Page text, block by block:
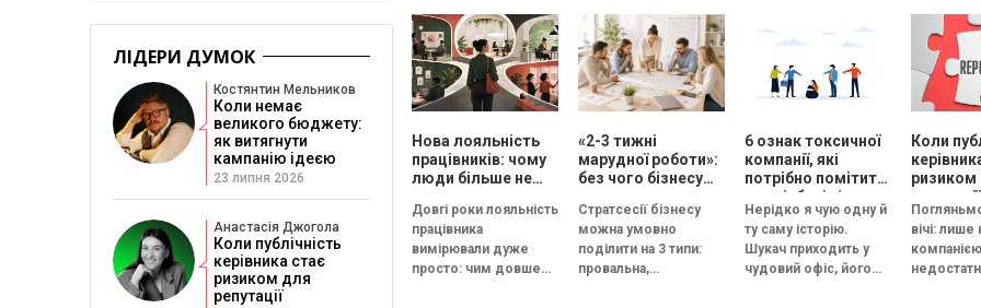
Нова лояльність
працівників: чому
люди більше не
«до пенсії», але
готові працювати
на максимум
Довгі роки лояльність
працівника
вимірювали дуже
просто: чим довше
«2-3 тижні
марудної роботи»:
без чого бізнесу
проводити
стратегічну сесію
Стратсесії бізнесу
можна умовно
поділити на 3 типи:
провальна,
6 ознак токсичної
компанії, які
потрібно помітити
на співбесіді
Нерідко я чую одну й
ту саму історію.
Шукач приходить у
чудовий офіс, його
Коли
ризиком
репутації
вічі: лише
ЛІДЕРИ ДУМОК
Костянтин Мельников
Коли немає
великого бюджету:
як витягнути
кампанію ідеєю
23 липня 2026
Анастасія Джогола
Коли публічність
керівника стає
ризиком для
репутації